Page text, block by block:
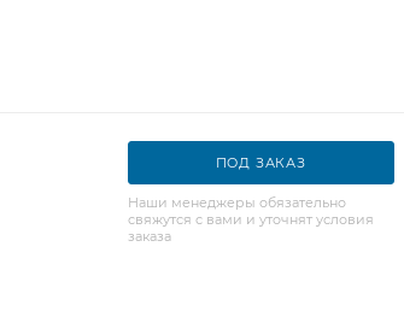
ПОД ЗАКАЗ
Наши менеджеры обязательно
свяжутся с вами и уточнят условия
заказа